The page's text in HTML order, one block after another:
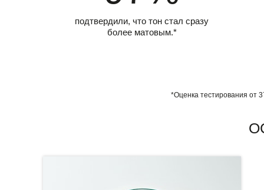
подтвердили, что тон стал сразу
более матовым.*
*Оценка тестирования от